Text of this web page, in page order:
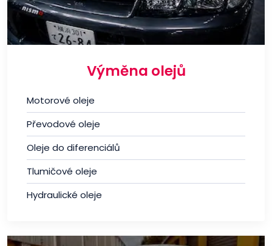
Výměna olejů
Motorové oleje
Převodové oleje
Oleje do diferenciálů
Tlumičové oleje
Hydraulické oleje